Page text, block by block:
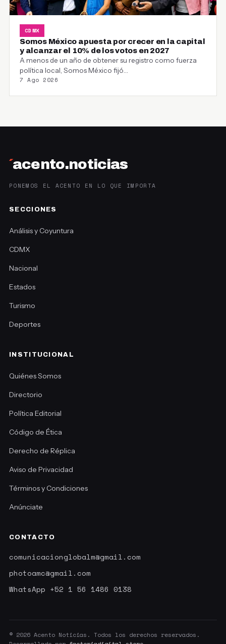
CDMX
Somos México apuesta por crecer en la capital
y alcanzar el 10% de los votos en 2027
A menos de un año de obtener su registro como fuerza
política local, Somos México fijó…
7 Ago 2026
´acento.noticias
PONEMOS EL ACENTO EN LO QUE IMPORTA
SECCIONES
Análisis y Coyuntura
CDMX
Nacional
Estados
Turismo
Deportes
INSTITUCIONAL
Quiénes Somos
Directorio
Política Editorial
Código de Ética
Derecho de Réplica
Aviso de Privacidad
Términos y Condiciones
Anúnciate
CONTACTO
comunicacionglobalm@gmail.com
photoamc@gmail.com
WhatsApp +52 1 56 1486 0138
© 2026 Acento Noticias. Todos los derechos reservados.